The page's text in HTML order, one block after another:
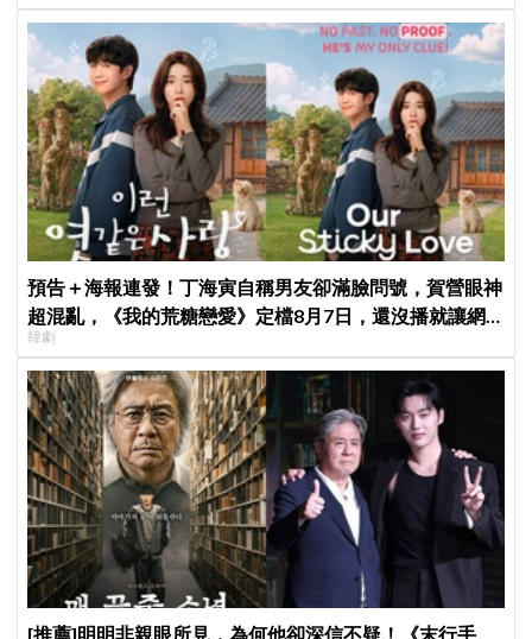
預告＋海報連發！丁海寅自稱男友卻滿臉問號，賀營眼神
超混亂，《我的荒糖戀愛》定檔8月7日，還沒播就讓網
友瘋猜結局
韓劇
[推薦]明明非親眼所見，為何他卻深信不疑！《末行手